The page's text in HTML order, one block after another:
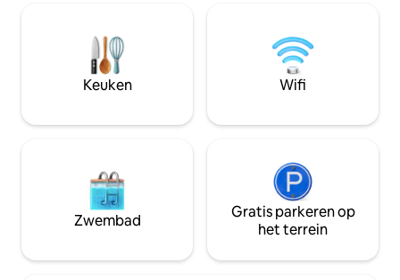
of vrienden die op zoek zijn naar een
esthetisch verblijf in Bandung. Gelegen
bij Gateway Pasteur, met gemakkelijke
toegang tot PVJ, Paskal, Dago, Riau,
van de tolweg
Paris Van Java
winkelcentrum
Keuken Wifi
Zwembad
Gratis parkeren op
het terrein